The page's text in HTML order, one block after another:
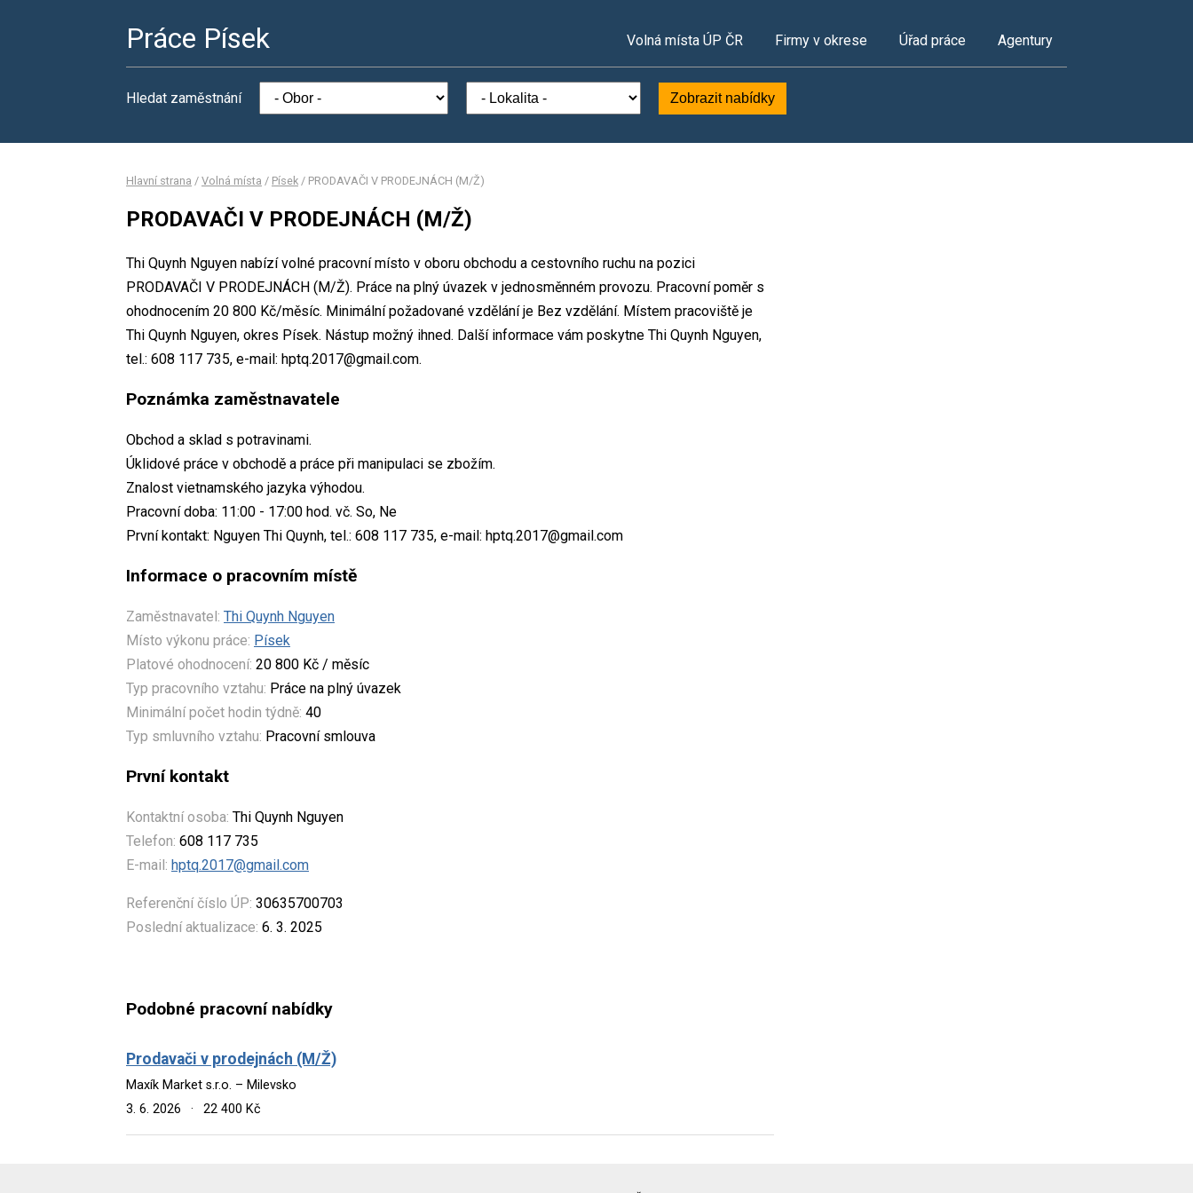
Práce Písek Volná místa ÚP ČR Firmy v okrese Úřad práce Agentury
Hledat zaměstnání Zobrazit nabídky
Hlavní strana / Volná místa / Písek / PRODAVAČI V PRODEJNÁCH (M/Ž)
PRODAVAČI V PRODEJNÁCH (M/Ž)
Thi Quynh Nguyen nabízí volné pracovní místo v oboru obchodu a cestovního ruchu na pozici
PRODAVAČI V PRODEJNÁCH (M/Ž). Práce na plný úvazek v jednosměnném provozu. Pracovní poměr s
ohodnocením 20 800 Kč/měsíc. Minimální požadované vzdělání je Bez vzdělání. Místem pracoviště je
Thi Quynh Nguyen, okres Písek. Nástup možný ihned. Další informace vám poskytne Thi Quynh Nguyen,
tel.: 608 117 735, e-mail: hptq.2017@gmail.com.
Poznámka zaměstnavatele
Obchod a sklad s potravinami.
Úklidové práce v obchodě a práce při manipulaci se zbožím.
Znalost vietnamského jazyka výhodou.
Pracovní doba: 11:00 - 17:00 hod. vč. So, Ne
První kontakt: Nguyen Thi Quynh, tel.: 608 117 735, e-mail: hptq.2017@gmail.com
Informace o pracovním místě
Zaměstnavatel: Thi Quynh Nguyen
Místo výkonu práce: Písek
Platové ohodnocení: 20 800 Kč / měsíc
Typ pracovního vztahu: Práce na plný úvazek
Minimální počet hodin týdně: 40
Typ smluvního vztahu: Pracovní smlouva
První kontakt
Kontaktní osoba: Thi Quynh Nguyen
Telefon: 608 117 735
E-mail: hptq.2017@gmail.com
Referenční číslo ÚP: 30635700703
Poslední aktualizace: 6. 3. 2025
Podobné pracovní nabídky
Prodavači v prodejnách (M/Ž)
Maxík Market s.r.o. – Milevsko
3. 6. 2026
· 22 400 Kč